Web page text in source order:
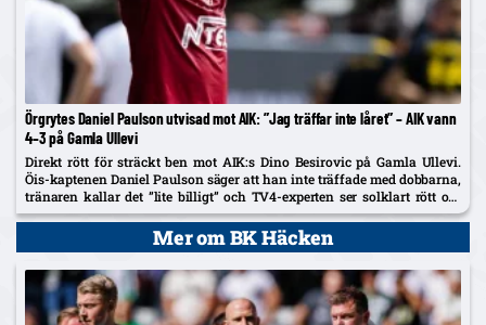
Örgrytes Daniel Paulson utvisad mot AIK: ”Jag träffar inte låret” – AIK vann
4–3 på Gamla Ullevi
Direkt rött för sträckt ben mot AIK:s Dino Besirovic på Gamla Ullevi.
Öis-kaptenen Daniel Paulson säger att han inte träffade med dobbarna,
tränaren kallar det ”lite billigt” och TV4-experten ser solklart rött om
det var träff.
Mer om BK Häcken